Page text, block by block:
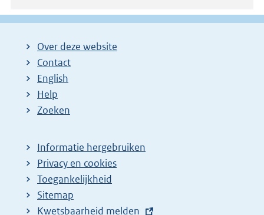
Over deze website
Contact
English
Help
Zoeken
Informatie hergebruiken
Privacy en cookies
Toegankelijkheid
Sitemap
E
Kwetsbaarheid melden